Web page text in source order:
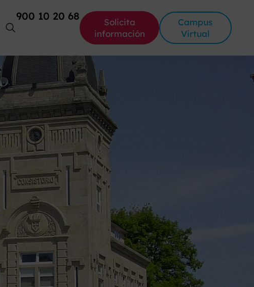
900 10 20 68
Solicita
información
Campus
Virtual